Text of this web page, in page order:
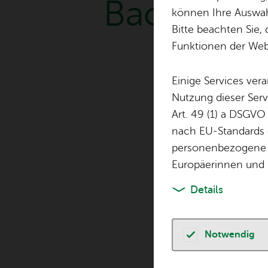
können Ihre
Bitte beachten
Funktionen der
Einige Services
Nutzung dieser
Art. 49 (1) a
nach EU-
Europäerinnen
Details
Notwendig